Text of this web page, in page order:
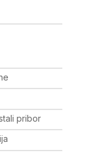
pribor